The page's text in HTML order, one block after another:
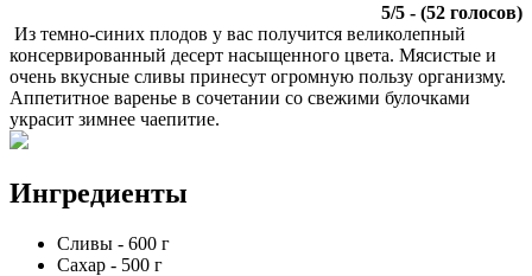
5/5 - (52 голосов)
Из темно-синих плодов у вас получится великолепный
консервированный десерт насыщенного цвета. Мясистые и
очень вкусные сливы принесут огромную пользу организму.
Аппетитное варенье в сочетании со свежими булочками
украсит зимнее чаепитие.
Ингредиенты
Сливы - 600 г
Сахар - 500 г